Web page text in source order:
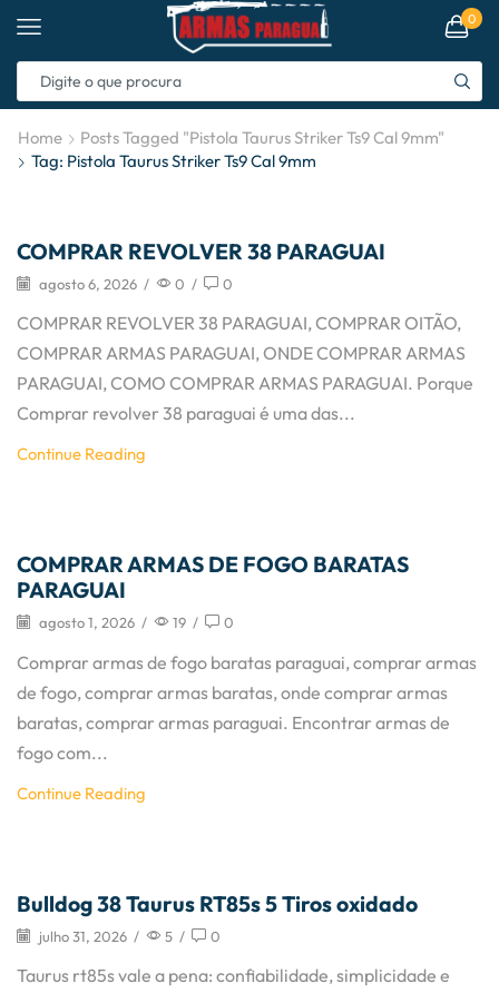
0
Home
Posts Tagged "pistola Taurus Striker Ts9 Cal 9mm"
Tag: Pistola Taurus Striker Ts9 Cal 9mm
COMPRAR REVOLVER 38 PARAGUAI
agosto 6, 2026 / 0 / 0
COMPRAR REVOLVER 38 PARAGUAI, COMPRAR OITÃO,
COMPRAR ARMAS PARAGUAI, ONDE COMPRAR ARMAS
PARAGUAI, COMO COMPRAR ARMAS PARAGUAI. Porque
Comprar revolver 38 paraguai é uma das...
Continue Reading
Artigos
COMPRAR ARMAS DE FOGO BARATAS
PARAGUAI
agosto 1, 2026 / 19 / 0
Comprar armas de fogo baratas paraguai, comprar armas
de fogo, comprar armas baratas, onde comprar armas
baratas, comprar armas paraguai. Encontrar armas de
fogo com...
Continue Reading
Artigos
Bulldog 38 Taurus RT85s 5 Tiros oxidado
julho 31, 2026 / 5 / 0
Taurus rt85s vale a pena: confiabilidade, simplicidade e